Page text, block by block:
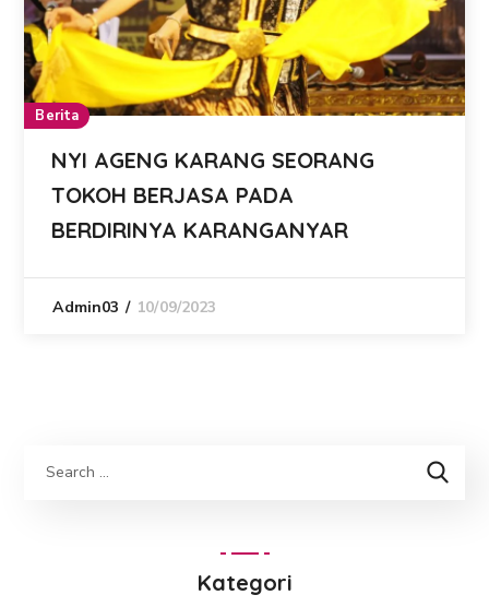
Berita
NYI AGENG KARANG SEORANG
TOKOH BERJASA PADA
BERDIRINYA KARANGANYAR
Admin03 10/09/2023
Kategori